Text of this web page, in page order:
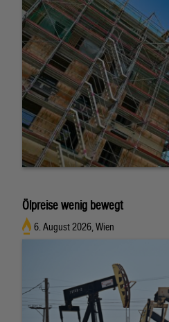
Ölpreise wenig bewegt
6. August 2026, Wien